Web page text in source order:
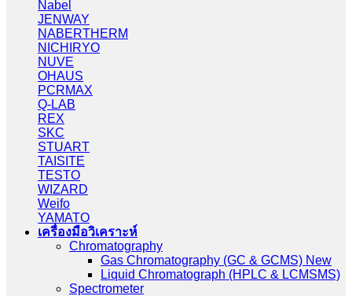
Nabel
JENWAY
NABERTHERM
NICHIRYO
NUVE
OHAUS
PCRMAX
Q-LAB
REX
SKC
STUART
TAISITE
TESTO
WIZARD
Weifo
YAMATO
เครื่องมือวิเคราะห์
Chromatography
Gas Chromatography (GC & GCMS) New
Liquid Chromatograph (HPLC & LCMSMS)
Spectrometer